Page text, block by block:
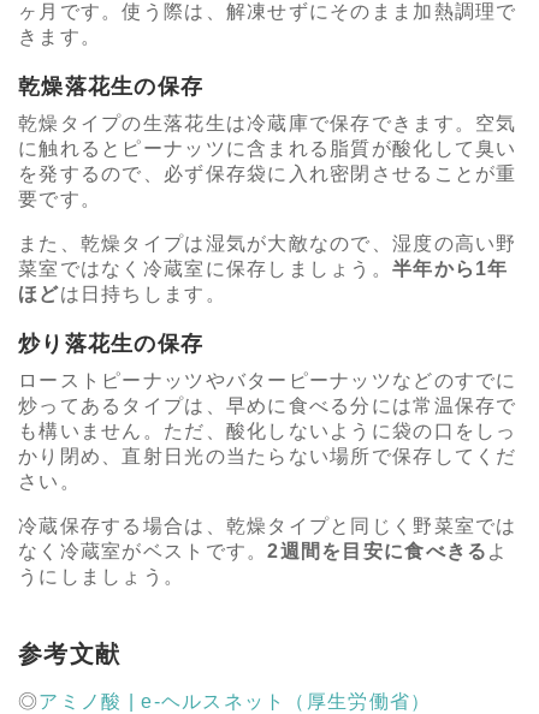
ヶ月です。使う際は、解凍せずにそのまま加熱調理で
きます。
乾燥落花生の保存
乾燥タイプの生落花生は冷蔵庫で保存できます。空気
に触れるとピーナッツに含まれる脂質が酸化して臭い
を発するので、必ず保存袋に入れ密閉させることが重
要です。
また、乾燥タイプは湿気が大敵なので、湿度の高い野
菜室ではなく冷蔵室に保存しましょう。半年から1年
ほどは日持ちします。
炒り落花生の保存
ローストピーナッツやバターピーナッツなどのすでに
炒ってあるタイプは、早めに食べる分には常温保存で
も構いません。ただ、酸化しないように袋の口をしっ
かり閉め、直射日光の当たらない場所で保存してくだ
さい。
冷蔵保存する場合は、乾燥タイプと同じく野菜室では
なく冷蔵室がベストです。2週間を目安に食べきる よ
うにしましょう。
参考文献
アミノ酸 | e-ヘルスネット（厚生労働省）